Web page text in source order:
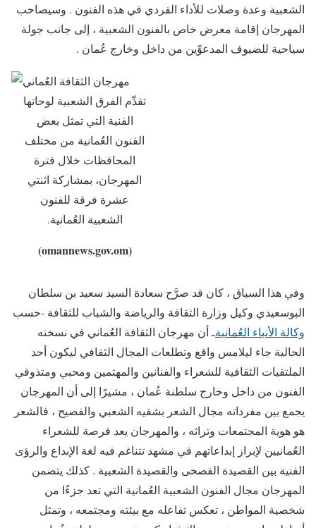
الشعبية وعدة وصلات للأداء الفردي في هذه الفنون . وسيصاحب
المهرجان إقامة معرض خاص بالفنون الشعبية ، إلى جانب جولة
سياحية للضيوف المدعوِّين من داخل وخارج عُمان .
تقدِّم الفرق الشعبية لوحاتها
الفنية التي تمثل بعض
الفنون العُمانية من مختلف
المحافظات خلال فترة
المهرجان، بمشاركة اثنتي
عشرة فرقة للفنون
الشعبية العُمانية.
(omannews.gov.om)
وفي هذا السياق ، كان قد صرَّح سعادة السيد سعيد بن سلطان
البوسعيدي وكيل وزارة الثقافة والرياضة والشباب للثقافة -حسب
وكالة الأنباء العُمانيةـ أن مهرجان الثقافة العُماني في نسخته
الحالية جاء ليلامس واقع وتطلعات المجال الثقافي ليكون أحد
الملتقيات الثقافية للشعراء والفنانين والمهتمين ومحبي ومتذوقي
الفنون من داخل وخارج سلطنة عُمان ، مشيرًا إلى أن المهرجان
يجمع بين مفرداته مجال الشعر بشقيه الشعبي والفصيح ، فالشعر
هو هوية المجتمعات وتراثه ، والمهرجان يعد فرصة للشعراء
العُمانيين لإبراز إبداعاتهم في مشهد تتناغم فيه لغة الإبداع والرؤى
الفنية بين القصيدة الفصحى والقصيدة الشعبية . كذلك يتضمن
المهرجان مجال الفنون الشعبية العُمانية التي تعد جزءًا من
شخصية المواطن ، تعكس تفاعله مع بيئته ومجتمعه ، وتمثل